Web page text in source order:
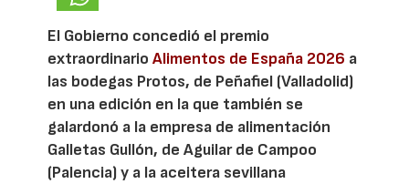
El Gobierno concedió el premio
extraordinarioAlimentos de España 2026 a
las bodegas Protos, de Peñafiel (Valladolid)
en una edición en la que también se
galardonó a la empresa de alimentación
Galletas Gullón, de Aguilar de Campoo
(Palencia) y a la aceitera sevillana